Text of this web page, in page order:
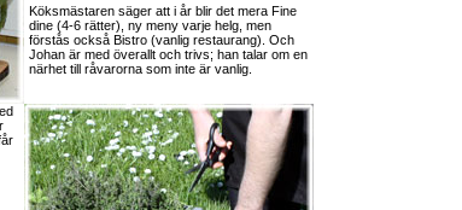
Köksmästaren säger att i år blir det mera Fine
dine (4-6 rätter), ny meny varje helg, men
förstås också Bistro (vanlig restaurang). Och
Johan är med överallt och trivs; han talar om en
närhet till råvarorna som inte är vanlig.